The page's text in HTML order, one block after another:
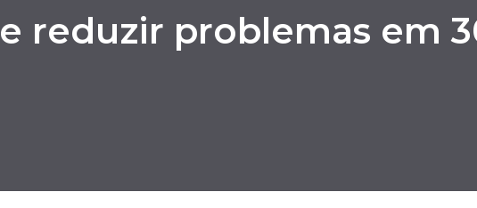
e reduzir problemas em